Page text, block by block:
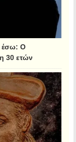
έσω: Ο
30 ετών